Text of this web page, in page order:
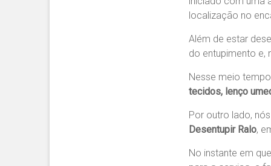
localização no
Além de estar
do entupimento e,
Nesse meio
tecidos, lenço
Por outro lado,
Desentupir Ralo,
No instante em